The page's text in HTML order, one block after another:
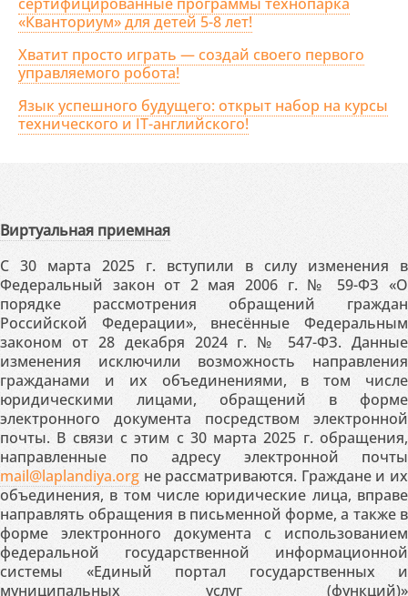
«Кванториум» для детей 5-8 лет!
Хватит просто играть — создай своего первого
управляемого робота!
Язык успешного будущего: открыт набор на курсы
технического и IT-английского!
Виртуальная приемная
С 30 марта 2025 г. вступили в силу изменения в
Федеральный закон от 2 мая 2006 г. № 59-ФЗ «О
порядке рассмотрения обращений граждан
Российской Федерации», внесённые Федеральным
законом от 28 декабря 2024 г. № 547-ФЗ. Данные
изменения исключили возможность направления
гражданами и их объединениями, в том числе
юридическими лицами, обращений в форме
электронного документа посредством электронной
почты. В связи с этим с 30 марта 2025 г. обращения,
направленные по адресу электронной почты
mail@laplandiya.org не рассматриваются. Граждане и их
объединения, в том числе юридические лица, вправе
направлять обращения в письменной форме, а также в
форме электронного документа с использованием
федеральной государственной информационной
системы «Единый портал государственных и
муниципальных услуг (функций)»